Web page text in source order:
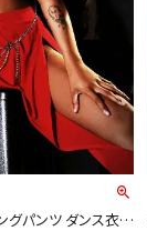
グパンツ ダンス衣装